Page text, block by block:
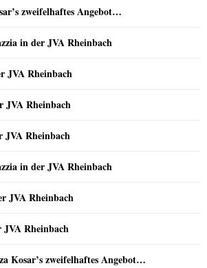
zweifelhaftes Angebot…
in der JVA Rheinbach
JVA Rheinbach
JVA Rheinbach
JVA Rheinbach
in der JVA Rheinbach
JVA Rheinbach
JVA Rheinbach
Kosar’s zweifelhaftes Angebot…